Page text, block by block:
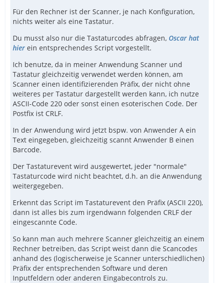
Für den Rechner ist der Scanner, je nach Konfiguration,
nichts weiter als eine Tastatur.
Du musst also nur die Tastaturcodes abfragen, Oscar hat
hier ein entsprechendes Script vorgestellt.
Ich benutze, da in meiner Anwendung Scanner und
Tastatur gleichzeitig verwendet werden können, am
Scanner einen identifizierenden Präfix, der nicht ohne
weiteres per Tastatur dargestellt werden kann, ich nutze
ASCII-Code 220 oder sonst einen esoterischen Code. Der
Postfix ist CRLF.
In der Anwendung wird jetzt bspw. von Anwender A ein
Text eingegeben, gleichzeitig scannt Anwender B einen
Barcode.
Der Tastaturevent wird ausgewertet, jeder "normale"
Tastaturcode wird nicht beachtet, d.h. an die Anwendung
weitergegeben.
Erkennt das Script im Tastaturevent den Präfix (ASCII 220),
dann ist alles bis zum irgendwann folgenden CRLF der
eingescannte Code.
So kann man auch mehrere Scanner gleichzeitig an einem
Rechner betreiben, das Script weist dann die Scancodes
anhand des (logischerweise je Scanner unterschiedlichen)
Präfix der entsprechenden Software und deren
Inputfeldern oder anderen Eingabecontrols zu.